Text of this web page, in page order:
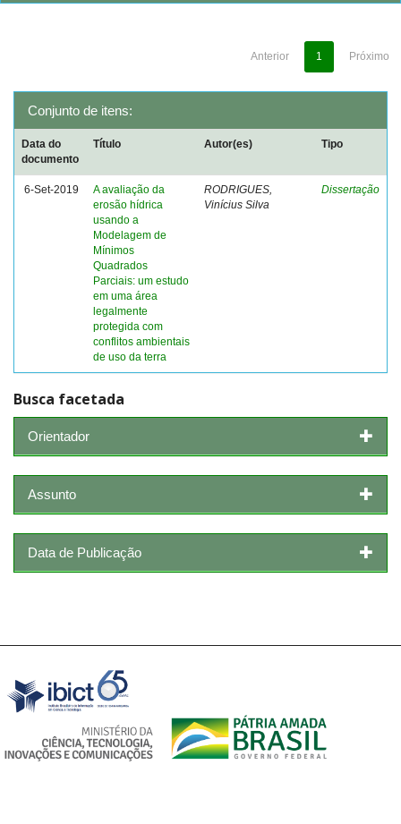
Anterior 1 Próximo
Conjunto de itens:
Data do
documento
Título Autor(es) Tipo
6-Set-2019
A avaliação da
erosão hídrica
usando a
Modelagem de
Mínimos
Quadrados
Parciais: um estudo
em uma área
legalmente
protegida com
conflitos ambientais
de uso da terra
RODRIGUES,
Vinícius Silva
Dissertação
Busca facetada
Orientador
Assunto
Data de Publicação